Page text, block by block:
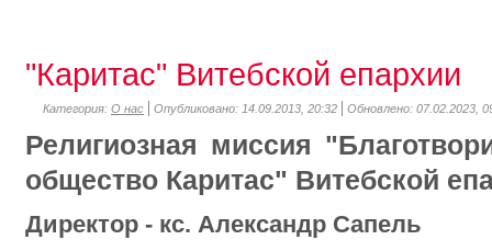
"Каритас" Витебской епархии
Категория: О нас Опубликовано: 14.09.2013, 20:32 Обновлено: 07.02.2023,
Религиозная миссия
общество Каритас" Витебской
Директор - кс. Александр Сапель